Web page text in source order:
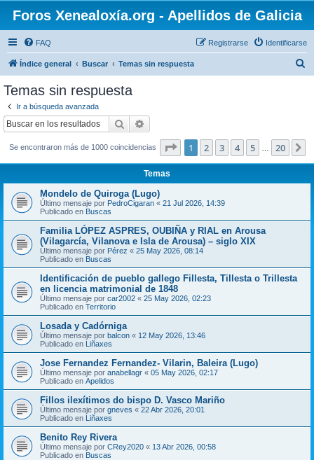
Foros Xenealoxía.org - Apellidos de Galicia
FAQ Identificarse
Registrarse
Índice general Buscar Temas sin respuesta
Temas sin respuesta
Ir a búsqueda avanzada
Buscar
Se encontraron más de 1000 coincidencias Página de 20
1 2 3 4 5 20
Temas
Mondelo de Quiroga (Lugo)
Último mensaje por PedroCigaran « 21 Jul 2026, 14:39
Publicado en Buscas
Familia LÓPEZ ASPRES, OUBIÑA y RIAL en Arousa
(Vilagarcía, Vilanova e Isla de Arousa) – siglo XIX
Último mensaje por Pérez « 25 May 2026, 08:14
Publicado en Buscas
Identificación de pueblo gallego Fillesta, Tillesta o Trillesta
en licencia matrimonial de 1848
Último mensaje por car2002 « 25 May 2026, 02:23
Publicado en Territorio
Losada y Cadórniga
Último mensaje por balcon « 12 May 2026, 13:46
Publicado en Liñaxes
Jose Fernandez Fernandez- Vilarin, Baleira (Lugo)
Último mensaje por anabellagr « 05 May 2026, 02:17
Publicado en Apelidos
Fillos ilexítimos do bispo D. Vasco Mariño
Último mensaje por gneves « 22 Abr 2026, 20:01
Publicado en Liñaxes
Benito Rey Rivera
Último mensaje por CRey2020 « 13 Abr 2026, 00:58
Publicado en Buscas